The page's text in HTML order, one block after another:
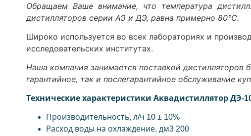
Обращаем Ваше внимание, что температура
дистилляторов серии АЭ и ДЭ, равна примерно 80°С.
Широко используется во всех лабораториях и
исследовательских институтах.
Наша компания занимается поставкой дистилляторов
гарантийное, так и послегарантийное обслуживание
Технические характеристики Аквадистиллятор ДЭ-
Производительность, л/ч 10 ± 10%
Расход воды на охлаждение, дм3 200